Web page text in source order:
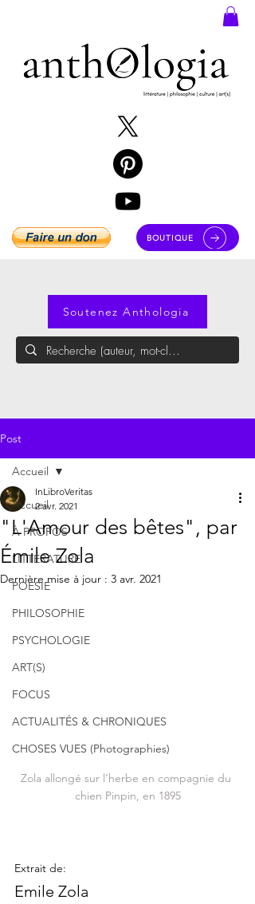
BOUTIQUE
Soutenez Anthologia
Post
Accueil
À PROPOS
LITTÉRATURE
POÉSIE
PHILOSOPHIE
PSYCHOLOGIE
ART(S)
FOCUS
ACTUALITÉS & CHRONIQUES
CHOSES VUES (Photographies)
Accueil
"L'Amour des bêtes", par
Émile Zola
InLibroVeritas
2 avr. 2021
Dernière mise à jour : 3 avr. 2021
Zola allongé sur l’herbe en compagnie du
chien Pinpin, en 1895
Extrait de:
Emile Zola